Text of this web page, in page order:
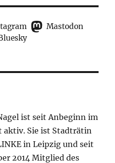
Mastodon
ist seit Anbeginn im
aktiv. Sie ist Stadträtin
in Leipzig und seit
2014 Mitglied des